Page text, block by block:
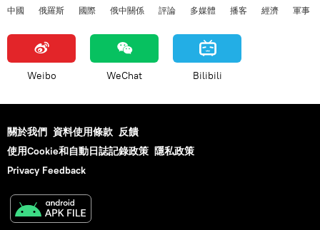
中國 俄羅斯 國際 俄中關係 評論 多媒體 播客 經濟 軍事
Weibo WeChat Bilibili
關於我們 資料使用條款 反饋
使用Cookie和自動日誌記錄政策 隱私政策
Privacy Feedback